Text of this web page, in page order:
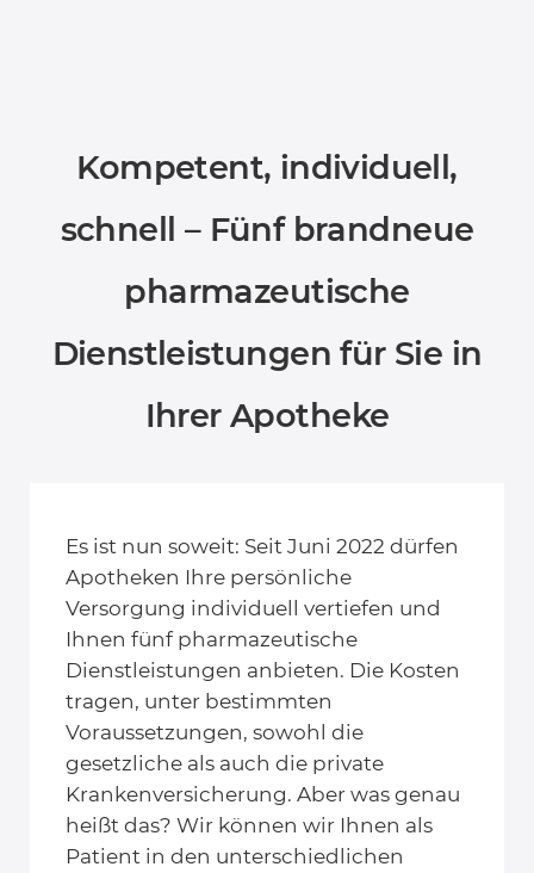
Kompetent, individuell,
schnell – Fünf brandneue
pharmazeutische
Dienstleistungen für Sie in
Ihrer Apotheke
Es ist nun soweit: Seit Juni 2022 dürfen
Apotheken Ihre persönliche
Versorgung individuell vertiefen und
Ihnen fünf pharmazeutische
Dienstleistungen anbieten. Die Kosten
tragen, unter bestimmten
Voraussetzungen, sowohl die
gesetzliche als auch die private
Krankenversicherung. Aber was genau
heißt das? Wir können wir Ihnen als
Patient in den unterschiedlichen